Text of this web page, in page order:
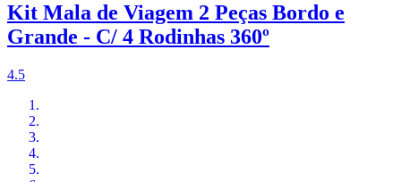
Kit Mala de Viagem 2 Peças Bordo e
Grande - C/ 4 Rodinhas 360º
4.5